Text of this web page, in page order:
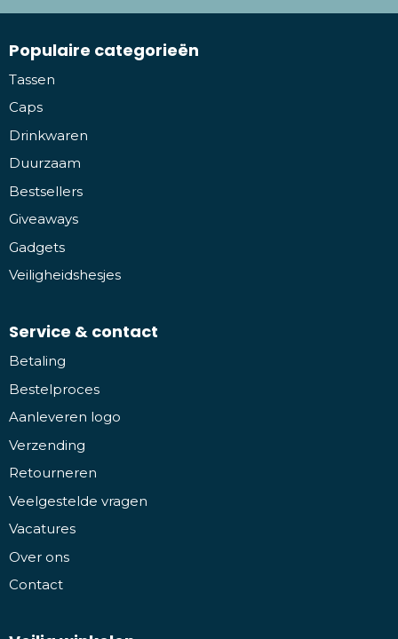
Populaire categorieën
Tassen
Caps
Drinkwaren
Duurzaam
Bestsellers
Giveaways
Gadgets
Veiligheidshesjes
Service & contact
Betaling
Bestelproces
Aanleveren logo
Verzending
Retourneren
Veelgestelde vragen
Vacatures
Over ons
Contact